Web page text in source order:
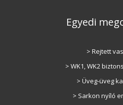
Egyedi
> Rejtett
> WK1, WK2
> Üveg-üveg
> Sarkon nyíló